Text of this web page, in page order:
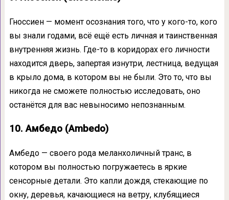
Гноссиен — момент осознания того, что у кого-то, кого
вы знали годами, всё ещё есть личная и таинственная
внутренняя жизнь. Где-то в коридорах его личности
находится дверь, запертая изнутри, лестница, ведущая
в крыло дома, в котором вы не были. Это то, что вы
никогда не сможете полностью исследовать, оно
останётся для вас невыносимо непознанным.
10. Амбедо (Ambedo)
Амбедо — своего рода меланхоличный транс, в
котором вы полностью погружаетесь в яркие
сенсорные детали. Это капли дождя, стекающие по
окну, деревья, качающиеся на ветру, клубящиеся